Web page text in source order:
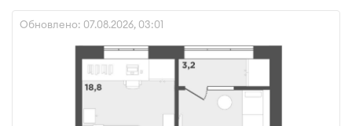
Обновлено: 07.08.2026, 03:01